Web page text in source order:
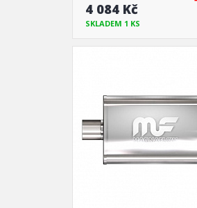
4 084 Kč
SKLADEM 1 KS